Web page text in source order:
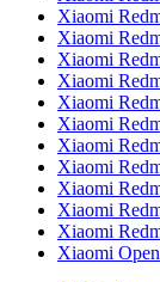
Xiaomi
Xiaomi
Xiaomi
Xiaomi
Xiaomi
Xiaomi
Xiaomi
Xiaomi
Xiaomi
Xiaomi
Xiaomi
Xiaomi